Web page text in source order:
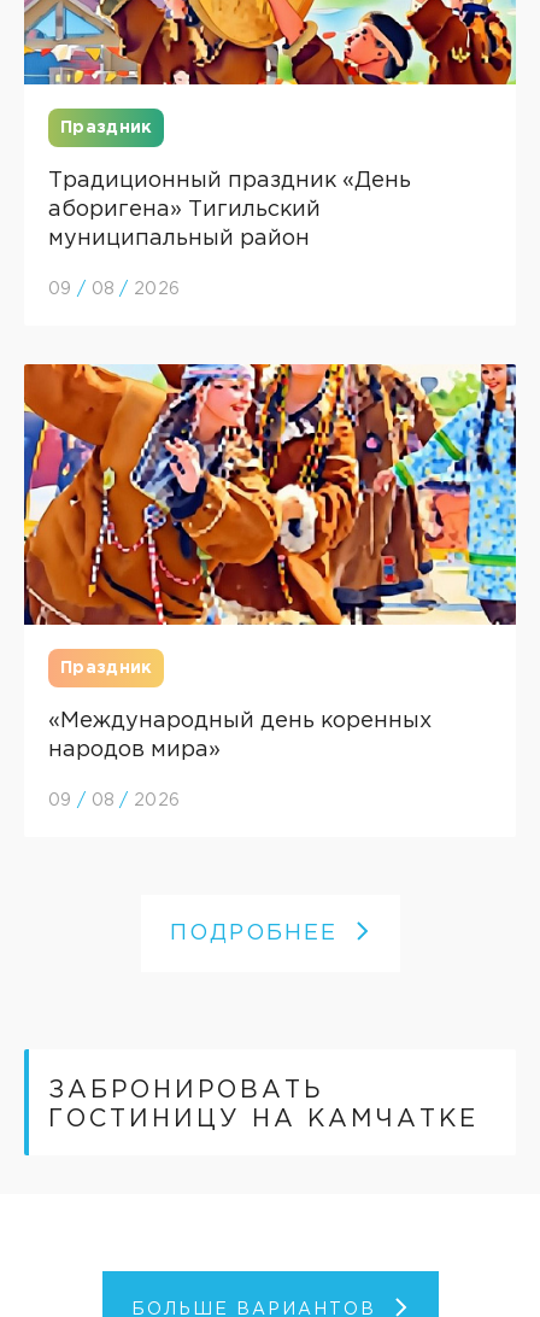
Праздник
Традиционный праздник «День
аборигена» Тигильский
муниципальный район
09 / 08 / 2026
Праздник
«Международный день коренных
народов мира»
09 / 08 / 2026
ПОДРОБНЕЕ
ЗАБРОНИРОВАТЬ
ГОСТИНИЦУ НА КАМЧАТКЕ
БОЛЬШЕ ВАРИАНТОВ